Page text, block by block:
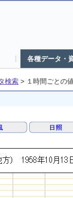
各種データ・
検索 > １時間ごとの